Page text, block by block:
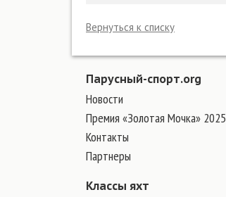
Вернуться к списку
Парусный-спорт.org
Новости
Премия «Золотая Мочка» 2025
Контакты
Партнеры
Классы яхт